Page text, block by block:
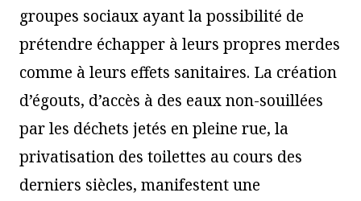
groupes sociaux ayant la possibilité de
prétendre échapper à leurs propres merdes
comme à leurs effets sanitaires. La création
d’égouts, d’accès à des eaux non-souillées
par les déchets jetés en pleine rue, la
privatisation des toilettes au cours des
derniers siècles, manifestent une